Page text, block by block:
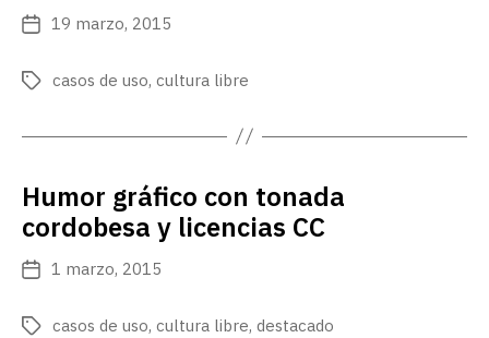
Fecha
publicación
19 marzo, 2015
Etiquetas
casos de uso, cultura libre
Humor gráfico con tonada
cordobesa y licencias CC
Fecha
publicación
1 marzo, 2015
Etiquetas
casos de uso, cultura libre, destacado